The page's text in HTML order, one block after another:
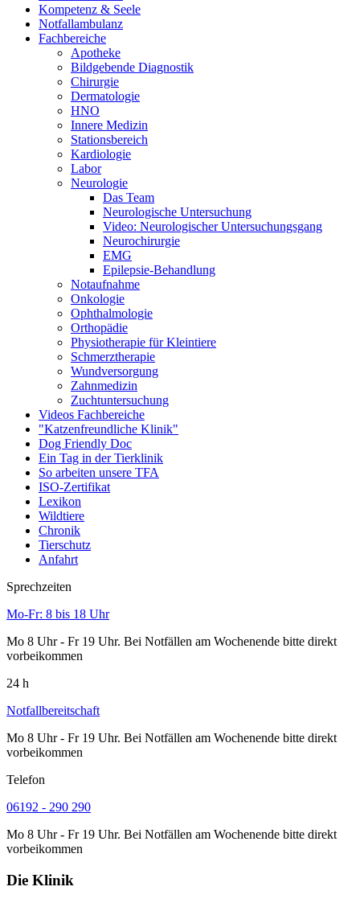
Kompetenz & Seele
Notfallambulanz
Fachbereiche
Apotheke
Bildgebende Diagnostik
Chirurgie
Dermatologie
HNO
Innere Medizin
Stationsbereich
Kardiologie
Labor
Neurologie
Das Team
Neurologische Untersuchung
Video: Neurologischer Untersuchungsgang
Neurochirurgie
EMG
Epilepsie-Behandlung
Notaufnahme
Onkologie
Ophthalmologie
Orthopädie
Physiotherapie für Kleintiere
Schmerztherapie
Wundversorgung
Zahnmedizin
Zuchtuntersuchung
Videos Fachbereiche
"Katzenfreundliche Klinik"
Dog Friendly Doc
Ein Tag in der Tierklinik
So arbeiten unsere TFA
ISO-Zertifikat
Lexikon
Wildtiere
Chronik
Tierschutz
Anfahrt
Sprechzeiten
Mo-Fr: 8 bis 18 Uhr
Mo 8 Uhr - Fr 19 Uhr. Bei Notfällen am Wochenende bitte direkt
vorbeikommen
24 h
Notfallbereitschaft
Mo 8 Uhr - Fr 19 Uhr. Bei Notfällen am Wochenende bitte direkt
vorbeikommen
Telefon
06192 - 290 290
Mo 8 Uhr - Fr 19 Uhr. Bei Notfällen am Wochenende bitte direkt
vorbeikommen
Die Klinik